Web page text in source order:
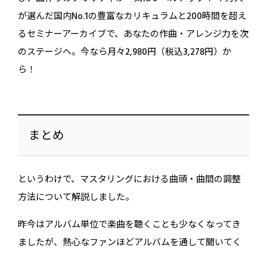
が選んだ国内No.1の豊富なカリキュラムと200時間を超え
るセミナーアーカイブで、あなたの作曲・アレンジ力を次
のステージへ。今なら月々2,980円（税込3,278円）か
ら！
まとめ
というわけで、マスタリングにおける曲頭・曲間の調整
方法について解説しました。
昨今はアルバム単位で楽曲を聴くことも少なくなってき
ましたが、熱心なファンほどアルバムを通して聞いてく